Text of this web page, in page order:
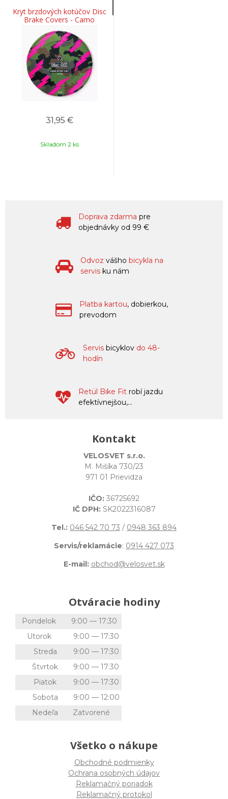
Kryt brzdových kotúčov Disc
Brake Covers - Camo
31,95 €
Skladom 2 ks
Doprava zdarma pre
objednávky od 99 €
Odvoz vášho bicykla na
servis ku nám
Platba kartou, dobierkou,
prevodom
Servis bicyklov do 48-
hodín
Retül Bike Fit robí jazdu
efektívnejšou,...
Kontakt
VELOSVET s.r.o.
M. Mišíka 730/23
971 01 Prievidza
IČO: 36725692
IČ DPH: SK2022316087
Tel.: 046 542 70 73 / 0948 363 894
Servis/reklamácie: 0914 427 073
E-mail: obchod@velosvet.sk
Otváracie hodiny
Pondelok
9:00 — 17:30
Utorok
9:00 — 17:30
Streda
9:00 — 17:30
Štvrtok
9:00 — 17:30
Piatok
9:00 — 17:30
Sobota
9:00 — 12:00
Nedeľa
Zatvorené
Všetko o nákupe
Obchodné podmienky
Ochrana osobných údajov
Reklamačný poriadok
Reklamačný protokol